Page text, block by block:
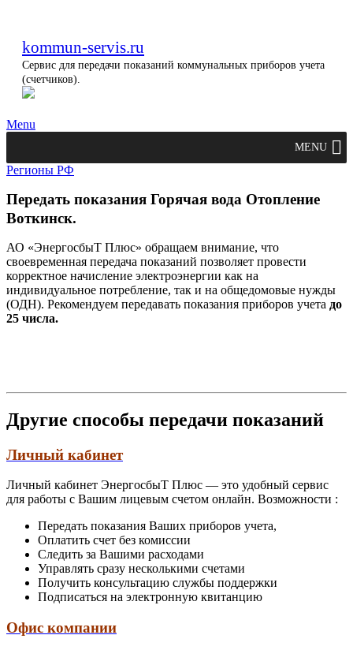
kommun-servis.ru
Сервис для передачи показаний коммунальных приборов учета
(счетчиков).
Menu
MENU
Регионы РФ
Передать показания Горячая вода Отопление
Воткинск.
АО «ЭнергосбыТ Плюс» обращаем внимание, что
своевременная передача показаний позволяет провести
корректное начисление электроэнергии как на
индивидуальное потребление, так и на общедомовые нужды
(ОДН). Рекомендуем передавать показания приборов учета до
25 числа.
Другие способы передачи показаний
Личный кабинет
Личный кабинет ЭнергосбыТ Плюс — это удобный сервис
для работы с Вашим лицевым счетом онлайн. Возможности :
Передать показания Ваших приборов учета,
Оплатить счет без комиссии
Следить за Вашими расходами
Управлять сразу несколькими счетами
Получить консультацию службы поддержки
Подписаться на электронную квитанцию
Офис компании